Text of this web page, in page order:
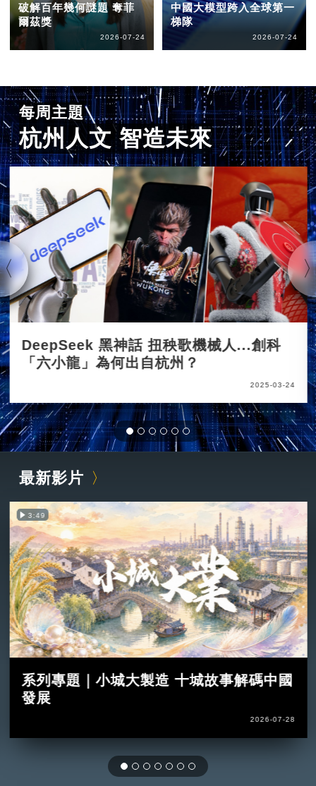
破解百年幾何謎題 奪菲
爾茲獎
2026-07-24
中國大模型跨入全球第一
梯隊
2026-07-24
每周主題
杭州人文 智造未來
DeepSeek 黑神話 扭秧歌機械人...創科
「六小龍」為何出自杭州？
2025-03-24
最新影片
3:49
系列專題｜小城大製造 十城故事解碼中國
發展
2026-07-28